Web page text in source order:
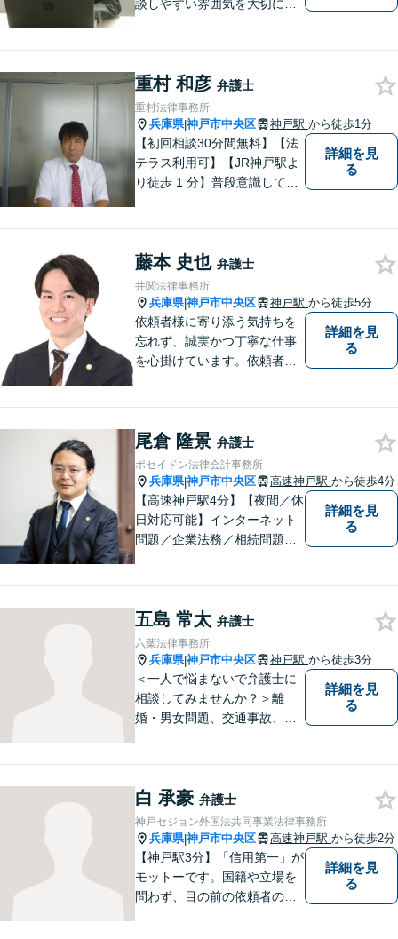
談しやすい雰囲気を大切に
丁寧にお聞きし、最適な解決
策を迅速に提供することをお
約束します。【法テラス利用
可】
重村 和彦 弁護士
重村法律事務所
兵庫県|神戸市中央区 神戸駅 から徒歩1分
【初回相談30分間無料】【法
テラス利用可】【JR神戸駅よ
り徒歩 1 分】普段意識してい
気軽にご相談下さい。
詳細を見
る
藤本 史也 弁護士
井関法律事務所
兵庫県|神戸市中央区 神戸駅 から徒歩5分
依頼者様に寄り添う気持ちを
忘れず、誠実かつ丁寧な仕事
を心掛けています。依頼者様
気軽にご相談ください。【交
通事故／相続／労働／男女問
題／刑事事件】
詳細を見
る
尾倉 隆景 弁護士
ポセイドン法律会計事務所
兵庫県|神戸市中央区 高速神戸駅 から徒歩4分
【高速神戸駅4分】【夜間／休
日対応可能】インターネット
問題／企業法務／相続問題／
詳細を見
る
五島 常太 弁護士
六葉法律事務所
兵庫県|神戸市中央区 神戸駅 から徒歩3分
＜一人で悩まないで弁護士に
相談してみませんか？＞離
婚・男女問題、交通事故、刑
い。
詳細を見
る
白 承豪 弁護士
神戸セジョン外国法共同事業法律事務所
兵庫県|神戸市中央区 高速神戸駅 から徒歩2分
【神戸駅3分】「信用第一」が
モットーです。国籍や立場を
問わず、目の前の依頼者のた
詳細を見
る